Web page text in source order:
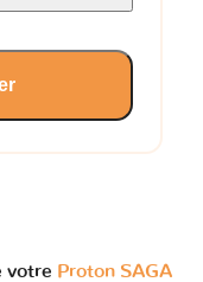
votre Proton SAGA